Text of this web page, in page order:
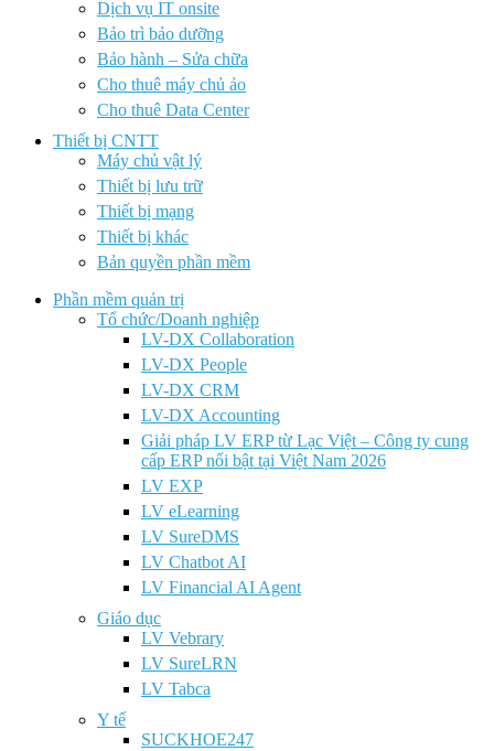
Dịch vụ IT onsite
Bảo trì bảo dưỡng
Bảo hành – Sửa chữa
Cho thuê máy chủ ảo
Cho thuê Data Center
Thiết bị CNTT
Máy chủ vật lý
Thiết bị lưu trữ
Thiết bị mạng
Thiết bị khác
Bản quyền phần mềm
Phần mềm quản trị
Tổ chức/Doanh nghiệp
LV-DX Collaboration
LV-DX People
LV-DX CRM
LV-DX Accounting
Giải pháp LV ERP từ Lạc Việt – Công ty cung
cấp ERP nổi bật tại Việt Nam 2026
LV EXP
LV eLearning
LV SureDMS
LV Chatbot AI
LV Financial AI Agent
Giáo dục
LV Vebrary
LV SureLRN
LV Tabca
Y tế
SUCKHOE247